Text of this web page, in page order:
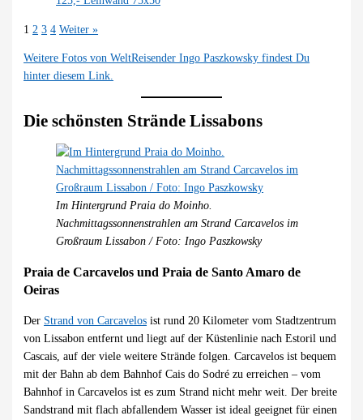
1 2 3 4 Weiter »
Weitere Fotos von WeltReisender Ingo Paszkowsky findest Du
hinter diesem Link.
Die schönsten Strände Lissabons
Im Hintergrund Praia do Moinho.
Nachmittagssonnenstrahlen am Strand Carcavelos im
Großraum Lissabon / Foto: Ingo Paszkowsky
Praia de Carcavelos und Praia de Santo Amaro de
Oeiras
Der Strand von Carcavelos ist rund 20 Kilometer vom Stadtzentrum
von Lissabon entfernt und liegt auf der Küstenlinie nach Estoril und
Cascais, auf der viele weitere Strände folgen. Carcavelos ist bequem
mit der Bahn ab dem Bahnhof Cais do Sodré zu erreichen – vom
Bahnhof in Carcavelos ist es zum Strand nicht mehr weit. Der breite
Sandstrand mit flach abfallendem Wasser ist ideal geeignet für einen